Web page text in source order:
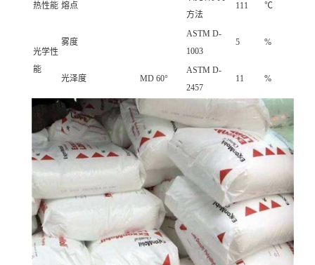
热性能 熔点
方法
111 ℃
光学性
能
雾度
ASTM D-
1003
5 %
光泽度 MD 60°
ASTM D-
2457
11 %